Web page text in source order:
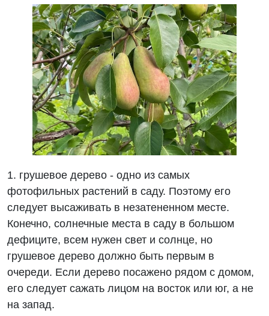
1. грушевое дерево - одно из самых
фотофильных растений в саду. Поэтому его
следует высаживать в незатененном месте.
Конечно, солнечные места в саду в большом
дефиците, всем нужен свет и солнце, но
грушевое дерево должно быть первым в
очереди. Если дерево посажено рядом с домом,
его следует сажать лицом на восток или юг, а не
на запад.